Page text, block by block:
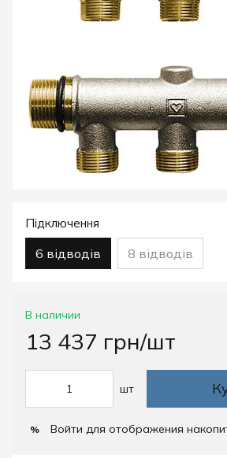
Підключення
6 відводів 8 відводів
В наличии
13 437 грн/шт
шт
% Войти для отображения